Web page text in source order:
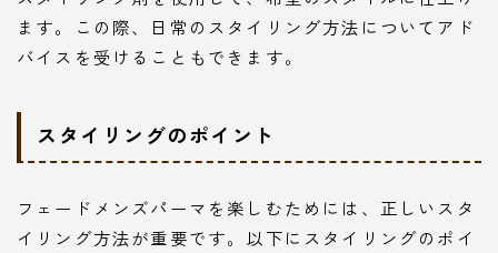
ます。この際、日常のスタイリング方法についてアド
バイスを受けることもできます。
スタイリングのポイント
フェードメンズパーマを楽しむためには、正しいスタ
イリング方法が重要です。以下にスタイリングのポイ